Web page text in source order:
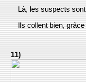
Là, les suspects
Ils collent bien,
11)